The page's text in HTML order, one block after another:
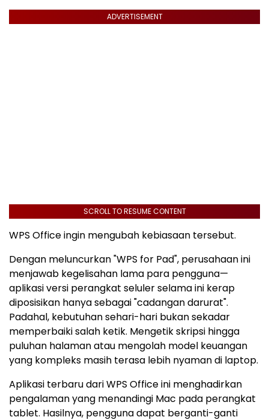
ADVERTISEMENT
SCROLL TO RESUME CONTENT
WPS Office ingin mengubah kebiasaan tersebut.
Dengan meluncurkan "WPS for Pad", perusahaan ini
menjawab kegelisahan lama para pengguna—
aplikasi versi perangkat seluler selama ini kerap
diposisikan hanya sebagai "cadangan darurat".
Padahal, kebutuhan sehari-hari bukan sekadar
memperbaiki salah ketik. Mengetik skripsi hingga
puluhan halaman atau mengolah model keuangan
yang kompleks masih terasa lebih nyaman di laptop.
Aplikasi terbaru dari WPS Office ini menghadirkan
pengalaman yang menandingi Mac pada perangkat
tablet. Hasilnya, pengguna dapat berganti-ganti